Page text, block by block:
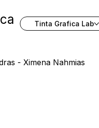
Tinta Grafica Lab
- Ximena Nahmias